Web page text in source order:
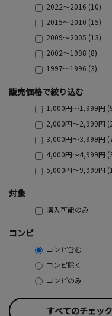
2022～2016 (10)
2015～2010 (15)
2009～2005 (13)
2002～1998 (8)
1997～1996 (3)
販売価格で絞り込む
1,000円～1,999円
2,000円～2,999円
3,000円～3,999円
4,000円～4,999円
5,000円～9,999円
対象
購入可能のみ
コンピ
コンピ含む
コンピ除く
コンピのみ
すべてのチェッ